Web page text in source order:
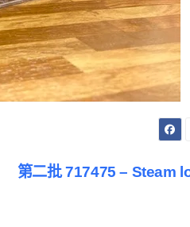
第二批 717475 – Steam